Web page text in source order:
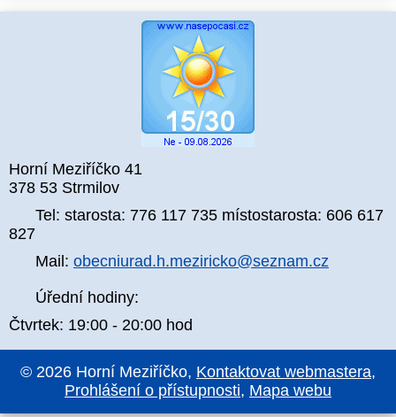
Horní Meziříčko 41
378 53 Strmilov
Tel: starosta: 776 117 735 místostarosta: 606 617
827
Mail: obecniurad.h.meziricko@seznam.cz
Úřední hodiny:
Čtvrtek: 19:00 - 20:00 hod
© 2026 Horní Meziříčko, Kontaktovat webmastera,
Prohlášení o přístupnosti, Mapa webu